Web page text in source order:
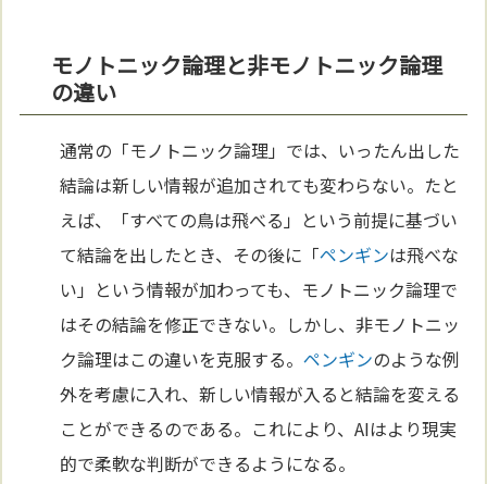
モノトニック論理と非モノトニック論理
の違い
通常の「モノトニック論理」では、いったん出した
結論は新しい情報が追加されても変わらない。たと
えば、「すべての鳥は飛べる」という前提に基づい
て結論を出したとき、その後に「ペンギンは飛べな
い」という情報が加わっても、モノトニック論理で
はその結論を修正できない。しかし、非モノトニッ
ク論理はこの違いを克服する。ペンギンのような例
外を考慮に入れ、新しい情報が入ると結論を変える
ことができるのである。これにより、AIはより現実
的で柔軟な判断ができるようになる。